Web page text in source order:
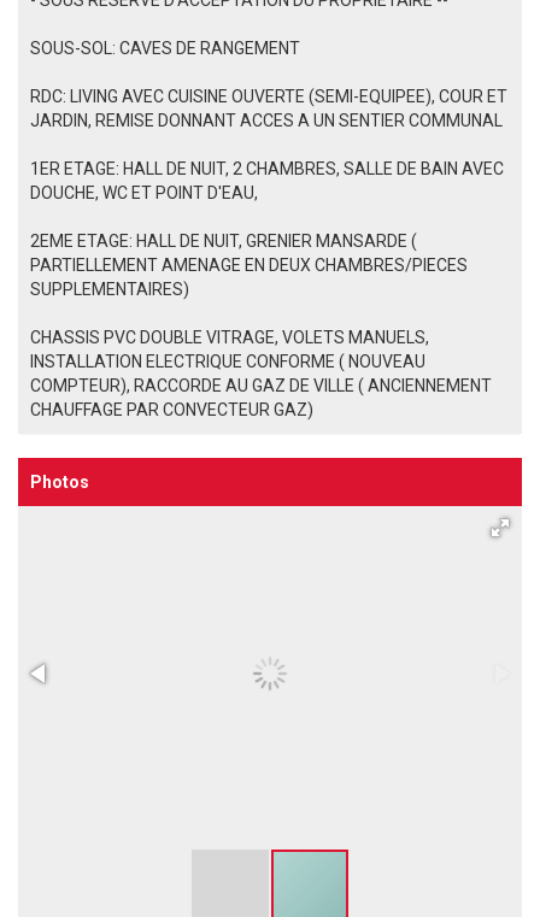
SOUS-SOL: CAVES DE RANGEMENT
RDC: LIVING AVEC CUISINE OUVERTE (SEMI-EQUIPEE), COUR ET
JARDIN, REMISE DONNANT ACCES A UN SENTIER COMMUNAL
1ER ETAGE: HALL DE NUIT, 2 CHAMBRES, SALLE DE BAIN AVEC
DOUCHE, WC ET POINT D'EAU,
2EME ETAGE: HALL DE NUIT, GRENIER MANSARDE (
PARTIELLEMENT AMENAGE EN DEUX CHAMBRES/PIECES
SUPPLEMENTAIRES)
CHASSIS PVC DOUBLE VITRAGE, VOLETS MANUELS,
INSTALLATION ELECTRIQUE CONFORME ( NOUVEAU
COMPTEUR), RACCORDE AU GAZ DE VILLE ( ANCIENNEMENT
CHAUFFAGE PAR CONVECTEUR GAZ)
Photos